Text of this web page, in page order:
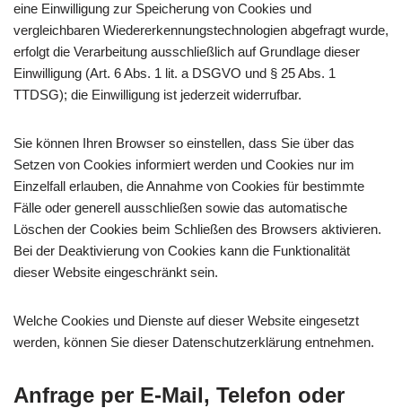
eine Einwilligung zur Speicherung von Cookies und
vergleichbaren Wiedererkennungstechnologien abgefragt wurde,
erfolgt die Verarbeitung ausschließlich auf Grundlage dieser
Einwilligung (Art. 6 Abs. 1 lit. a DSGVO und § 25 Abs. 1
TTDSG); die Einwilligung ist jederzeit widerrufbar.
Sie können Ihren Browser so einstellen, dass Sie über das
Setzen von Cookies informiert werden und Cookies nur im
Einzelfall erlauben, die Annahme von Cookies für bestimmte
Fälle oder generell ausschließen sowie das automatische
Löschen der Cookies beim Schließen des Browsers aktivieren.
Bei der Deaktivierung von Cookies kann die Funktionalität
dieser Website eingeschränkt sein.
Welche Cookies und Dienste auf dieser Website eingesetzt
werden, können Sie dieser Datenschutzerklärung entnehmen.
Anfrage per E-Mail, Telefon oder